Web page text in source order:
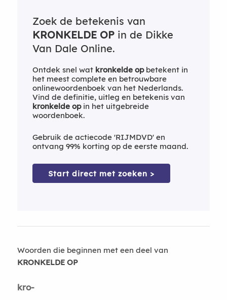
Zoek de betekenis van
KRONKELDE OPin de Dikke
Van Dale Online.
Ontdek snel wat kronkelde opbetekent in
het meest complete en betrouwbare
onlinewoordenboek van het Nederlands.
Vind de definitie, uitleg en betekenis van
kronkelde opin het uitgebreide
woordenboek.
Gebruik de actiecode 'RIJMDVD' en
ontvang 99% korting op de eerste maand.
Start direct met zoeken >
Woorden die beginnen met een deel van
KRONKELDE OP
kro-